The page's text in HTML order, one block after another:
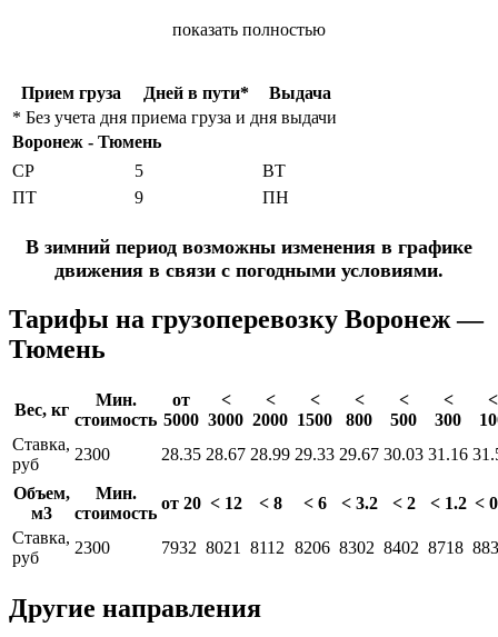
показать полностью
Прием груза Дней в пути*
Выдача
* Без учета дня приема груза и дня выдачи
Воронеж - Тюмень
СР
5
ВТ
ПТ
9 ПН
В зимний период возможны изменения в графике
движения в связи с погодными условиями.
Тарифы на грузоперевозку Воронеж —
Тюмень
Вес, кг
Мин.
стоимость
от
5000
<
3000
<
2000
<
1500
<
800
<
500
<
300
<
Ставка,
руб
2300 28.35 28.67 28.99 29.33 29.67 30.03 31.16
Объем,
м3
Мин.
стоимость
от 20 < 12 < 8 < 6 < 3.2 < 2 < 1.2 <
Ставка,
руб
2300 7932 8021 8112 8206 8302 8402 8718
Другие направления